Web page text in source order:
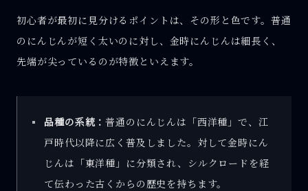
初心者が最初に見分けるポイントは、その形と色です。普通
のにんじんが短く太いのに対し、金時にんじんは細長く、
先端が尖っているのが特徴といえます。
品種の系統：普通のにんじんは「西洋種」で、江
戸時代以降に広く普及しました。対して金時にん
じんは「東洋種」に分類され、シルクロードを経
て伝わった古くからの歴史を持ちます。